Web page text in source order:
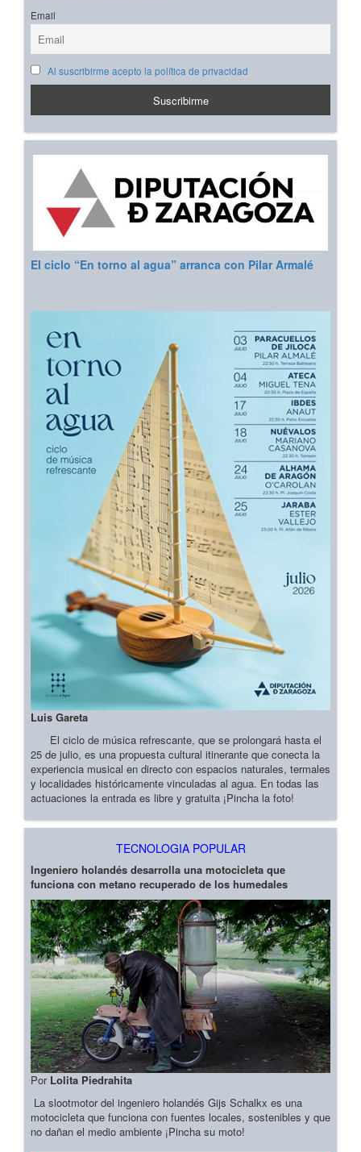
Email
Al suscribirme acepto la política de privacidad
El ciclo “En torno al agua” arranca con Pilar Armalé
Luis Gareta
El ciclo de música refrescante, que se prolongará hasta el
25 de julio, es una propuesta cultural itinerante que conecta la
experiencia musical en directo con espacios naturales, termales
y localidades históricamente vinculadas al agua. En todas las
actuaciones la entrada es libre y gratuita ¡Pincha la foto!
TECNOLOGIA POPULAR
Ingeniero holandés desarrolla una motocicleta que
funciona con metano recuperado de los humedales
Por Lolita Piedrahita
La slootmotor del ingeniero holandés Gijs Schalkx es una
motocicleta que funciona con fuentes locales, sostenibles y que
no dañan el medio ambiente ¡Pincha su moto!